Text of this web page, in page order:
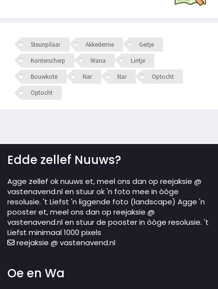
Steunpilaar Akkedemie
Geitje
Konterscherp
Wana
Lintje
Bouwkote
Nar Nar
Optocht
Optocht
Edde zellef Nuuws?
Agge zellef ok nuuws et, meel ons dan op reejaksie @
vastenavend.nl en stuur ok 'n foto mee in òòge
resolusie. 't Liefst 'n liggende foto (landscape) Agge 'n
pooster et, meel ons dan op reejaksie @
vastenavend.nl en stuur de pooster in òòge resolusie. 't
Liefst minimaal 1000 pixels
reejaksie @ vastenavend.nl
Oe en Wa